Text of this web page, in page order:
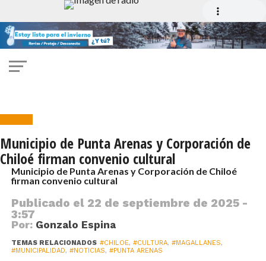
Cultura
Municipio de Punta Arenas y Corporación de
Chiloé firman convenio cultural
Municipio de Punta Arenas y Corporación de Chiloé
firman convenio cultural
Publicado el 22 de septiembre de 2025 -
3:57
Por: Gonzalo Espina
TEMAS RELACIONADOS #CHILOE, #CULTURA, #MAGALLANES,
#MUNICIPALIDAD, #NOTICIAS, #PUNTA ARENAS